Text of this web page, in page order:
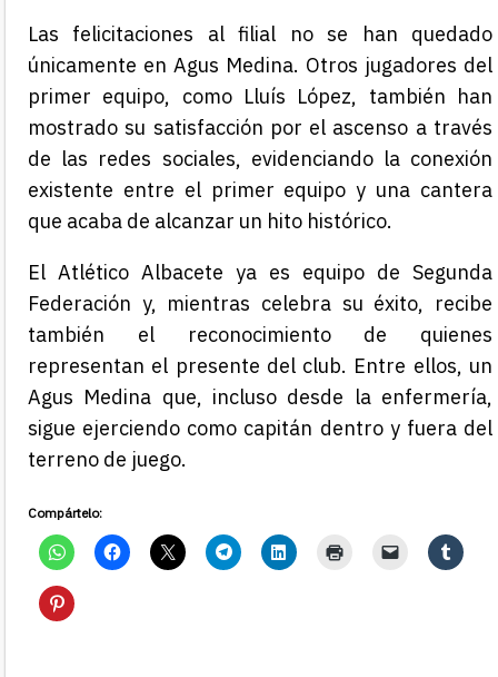
Las felicitaciones al filial no se han quedado
únicamente en Agus Medina. Otros jugadores del
primer equipo, como Lluís López, también han
mostrado su satisfacción por el ascenso a través
de las redes sociales, evidenciando la conexión
existente entre el primer equipo y una cantera
que acaba de alcanzar un hito histórico.
El Atlético Albacete ya es equipo de Segunda
Federación y, mientras celebra su éxito, recibe
también el reconocimiento de quienes
representan el presente del club. Entre ellos, un
Agus Medina que, incluso desde la enfermería,
sigue ejerciendo como capitán dentro y fuera del
terreno de juego.
Compártelo: